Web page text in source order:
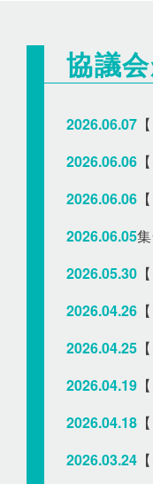
協議
2026.06.07
2026.06.06
2026.06.06
2026.06.05
2026.05.30
2026.04.26
2026.04.25
2026.04.19
2026.04.18
2026.03.24